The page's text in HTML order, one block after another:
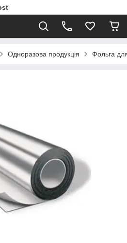
Одноразова продукція Фольга